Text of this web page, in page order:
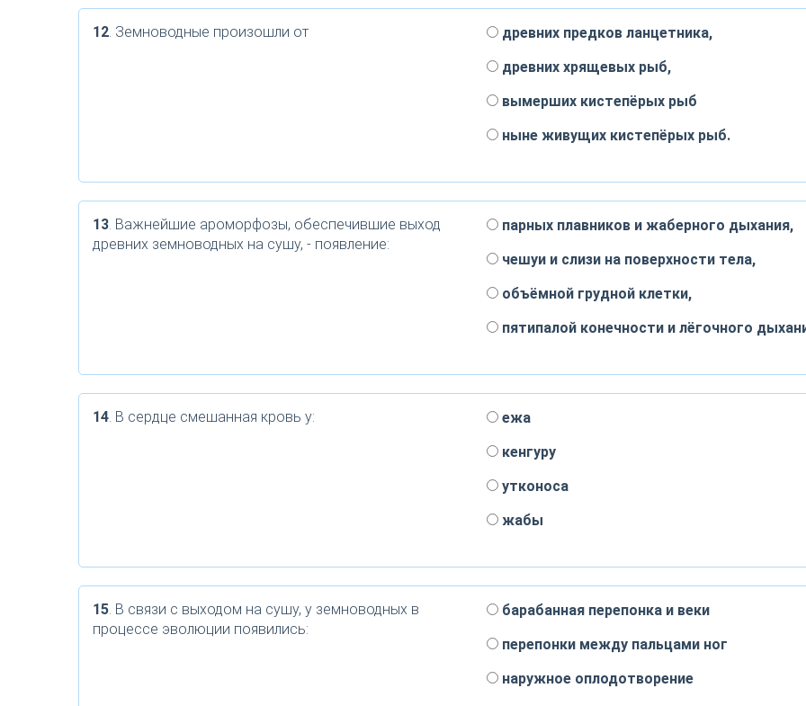
12. Земноводные произошли от
древних предков ланцетника,
древних хрящевых рыб,
вымерших кистепёрых рыб
ныне живущих кистепёрых рыб.
13. Важнейшие ароморфозы, обеспечившие выход
древних земноводных на сушу, - появление:
парных плавников и жаберного дыхания,
чешуи и слизи на поверхности тела,
объёмной грудной клетки,
пятипалой конечности и лёгочного
14. В сердце смешанная кровь у:
ежа
кенгуру
утконоса
жабы
15. В связи с выходом на сушу, у земноводных в
процессе эволюции появились:
барабанная перепонка и веки
перепонки между пальцами ног
наружное оплодотворение